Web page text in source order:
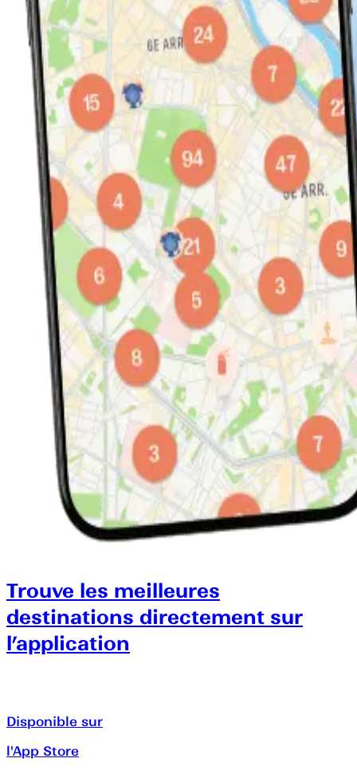
Trouve les meilleures
destinations directement sur
l’application
Disponible sur
l'App Store